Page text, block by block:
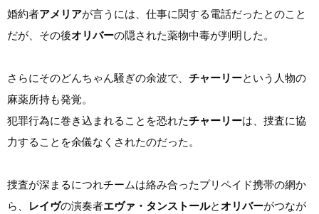
婚約者アメリアが言うには、仕事に関する電話だったとのこと
だが、その後オリバーの隠された薬物中毒が判明した。
さらにそのどんちゃん騒ぎの余波で、 チャーリーという人物の
麻薬所持も発覚。
犯罪行為に巻き込まれることを恐れたチャーリーは、捜査に協
力することを余儀なくされたのだった。
捜査が深まるにつれチームは絡み合ったプリペイド携帯の網か
ら、
レイヴの演奏者エヴァ・タンストールとオリバーがつなが